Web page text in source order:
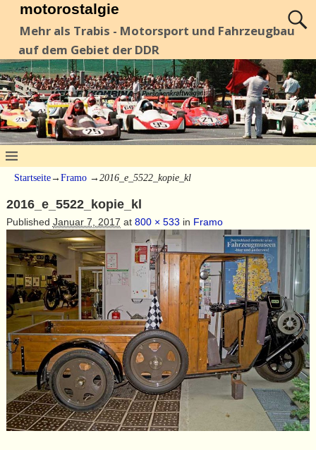
motorostalgie
Mehr als Trabis - Motorsport und Fahrzeugbau
auf dem Gebiet der DDR
Startseite→ Framo → 2016_e_5522_kopie_kl
2016_e_5522_kopie_kl
Published Januar 7, 2017 at 800 × 533 in Framo